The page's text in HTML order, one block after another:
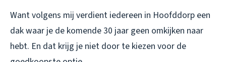
Want volgens mij verdient iedereen in Hoofddorp een
dak waar je de komende 30 jaar geen omkijken naar
hebt. En dat krijg je niet door te kiezen voor de